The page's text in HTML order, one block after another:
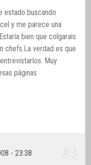
estado buscando
y me parece una
bien que colgarais
chefs.La verdad es que
Muy
páginas
- 23:38